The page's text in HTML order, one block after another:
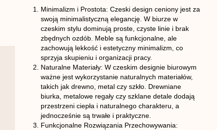
Minimalizm i Prostota: Czeski design ceniony jest za
swoją minimalistyczną elegancję. W biurze w
czeskim stylu dominują proste, czyste linie i brak
zbędnych ozdób. Meble są funkcjonalne, ale
zachowują lekkość i estetyczny minimalizm, co
sprzyja skupieniu i organizacji pracy.
Naturalne Materiały: W czeskim designie biurowym
ważne jest wykorzystanie naturalnych materiałów,
takich jak drewno, metal czy szkło. Drewniane
biurka, metalowe regały czy szklane detale dodają
przestrzeni ciepła i naturalnego charakteru, a
jednocześnie są trwałe i praktyczne.
Funkcjonalne Rozwiązania Przechowywania: